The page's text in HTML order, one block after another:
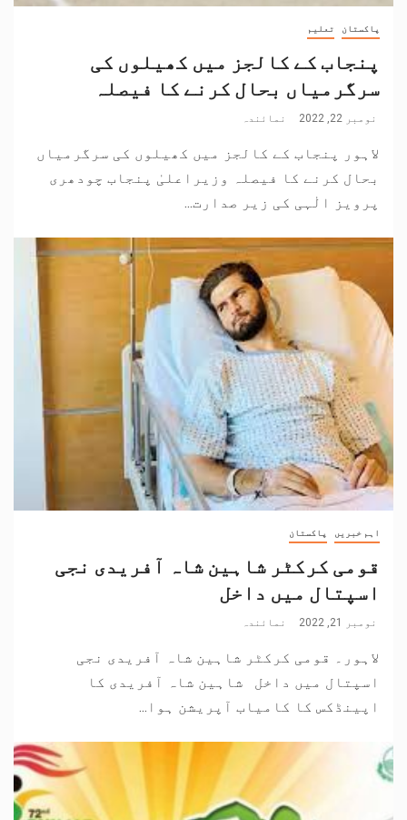
پاکستان تعلیم
پنجاب کے کالجز میں کھیلوں کی
سرگرمیاں بحال کرنے کا فیصلہ
نومبر 22, 2022 نمائندہ
لاہور پنجاب کے کالجز میں کھیلوں کی سرگرمیاں
بحال کرنے کا فیصلہ وزیراعلیٰ پنجاب چودھری
پرویز الٰہی کی زیر صدارت...
اہم خبریں پاکستان
قومی کرکٹر شاہین شاہ آفریدی نجی
اسپتال میں داخل
نومبر 21, 2022 نمائندہ
لاہور۔ قومی کرکٹر شاہین شاہ آفریدی نجی
اسپتال میں داخل شاہین شاہ آفریدی کا
اپینڈکس کا کامیاب آپریشن ہوا...